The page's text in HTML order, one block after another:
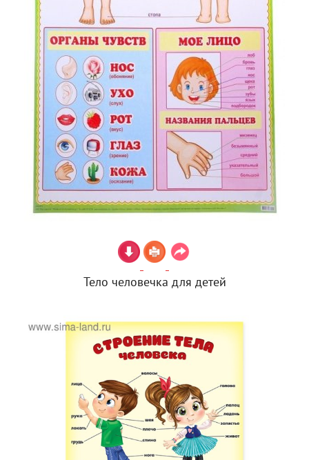
Тело человечка для детей